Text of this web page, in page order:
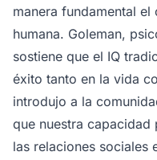
manera fundamental
humana. Goleman,
sostiene que el IQ
éxito tanto en la vida
introdujo a la
que nuestra capacidad
las relaciones sociales